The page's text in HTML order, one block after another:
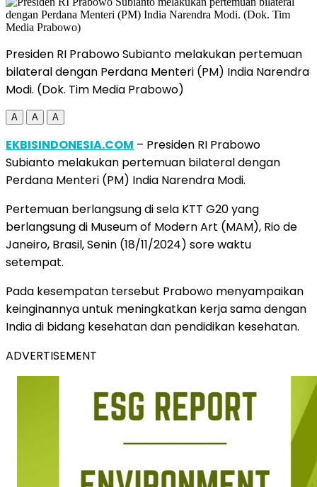
Presiden RI Prabowo Subianto melakukan pertemuan
bilateral dengan Perdana Menteri (PM) India Narendra
Modi. (Dok. Tim Media Prabowo)
A A A
EKBISINDONESIA.COM – Presiden RI Prabowo
Subianto melakukan pertemuan bilateral dengan
Perdana Menteri (PM) India Narendra Modi.
Pertemuan berlangsung di sela KTT G20 yang
berlangsung di Museum of Modern Art (MAM), Rio de
Janeiro, Brasil, Senin (18/11/2024) sore waktu
setempat.
Pada kesempatan tersebut Prabowo menyampaikan
keinginannya untuk meningkatkan kerja sama dengan
India di bidang kesehatan dan pendidikan kesehatan.
ADVERTISEMENT